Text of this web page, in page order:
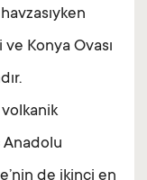
Konya Ovası
Anadolu